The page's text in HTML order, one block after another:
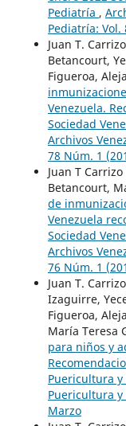
Pediatría ,
Pediatría:
Juan T.
Betancourt,
Figueroa,
Venezuela.
Sociedad
Archivos
78 Núm. 1
Juan T
Betancourt,
de
Venezuela
Sociedad
Archivos
76 Núm. 1
Juan T.
Izaguirre,
Figueroa,
María Teresa
para niños y
Puericultura y
Puericultura y
Marzo